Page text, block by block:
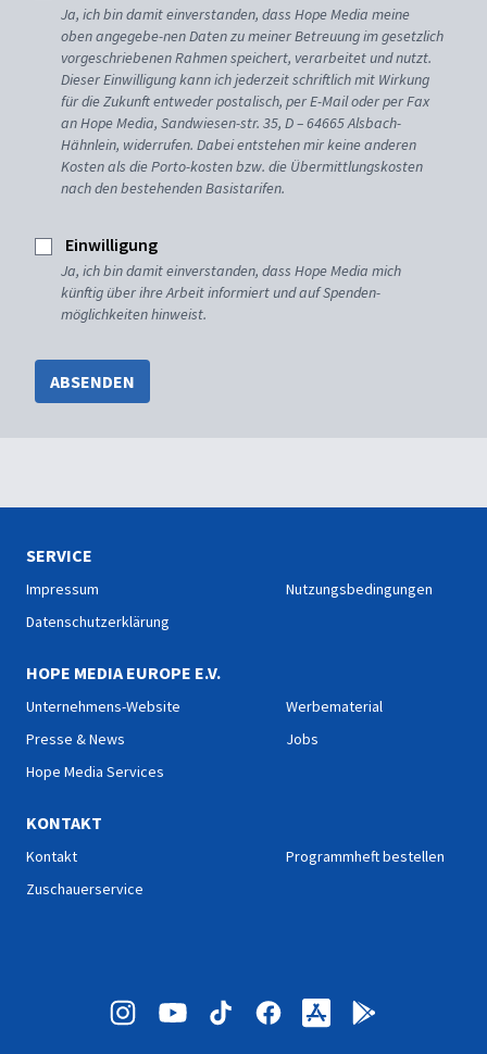
Ja, ich bin damit einverstanden, dass Hope Media meine
oben angegebe-nen Daten zu meiner Betreuung im gesetzlich
vorgeschriebenen Rahmen speichert, verarbeitet und nutzt.
Dieser Einwilligung kann ich jederzeit schriftlich mit Wirkung
für die Zukunft entweder postalisch, per E-Mail oder per Fax
an Hope Media, Sandwiesen-str. 35, D – 64665 Alsbach-
Hähnlein, widerrufen. Dabei entstehen mir keine anderen
Kosten als die Porto-kosten bzw. die Übermittlungskosten
nach den bestehenden Basistarifen.
Einwilligung
Ja, ich bin damit einverstanden, dass Hope Media mich
künftig über ihre Arbeit informiert und auf Spenden-
möglichkeiten hinweist.
ABSENDEN
SERVICE
Impressum
Datenschutzerklärung
Nutzungsbedingungen
HOPE MEDIA EUROPE E.V.
Unternehmens-Website
Presse & News
Hope Media Services
Werbematerial
Jobs
KONTAKT
Kontakt
Zuschauerservice
Programmheft bestellen